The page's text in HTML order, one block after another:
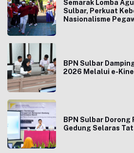
Semarak Lomba
Sulbar, Perkuat
Nasionalisme
BPN Sulbar
2026 Melalui e-
BPN Sulbar Dorong
Gedung Selaras